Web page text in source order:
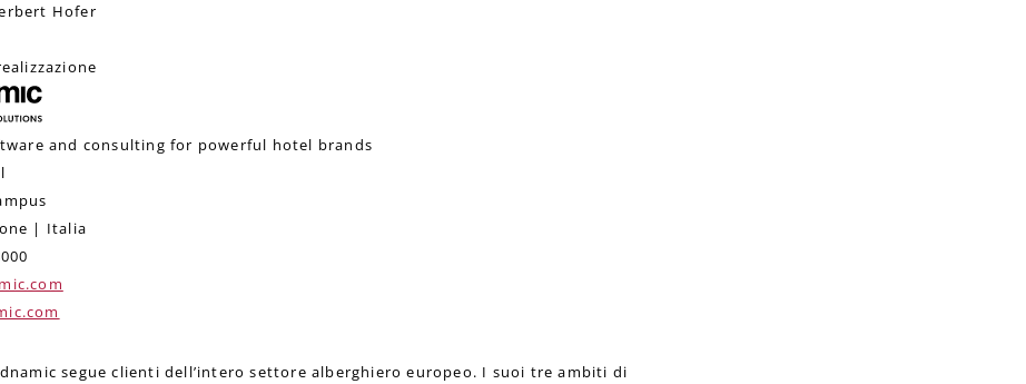
Hofer
and consulting for powerful hotel brands
| Italia
segue clienti dell’intero settore alberghiero europeo. I suoi tre ambiti di